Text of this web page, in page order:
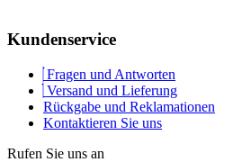
Kundenservice
Fragen und Antworten
Versand und Lieferung
Rückgabe und Reklamationen
Kontaktieren Sie uns
Rufen Sie uns an